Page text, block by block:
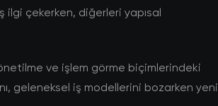
ilgi çekerken, diğerleri yapısal
ve işlem görme biçimlerindeki
geleneksel iş modellerini bozarken yeni